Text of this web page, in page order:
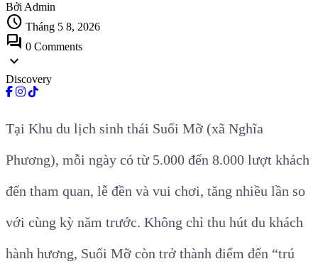
Bởi Admin
schedule Tháng 5 8, 2026
forum 0 Comments
expand_more
Discovery
Tại Khu du lịch sinh thái Suối Mỡ (xã Nghĩa
Phương), mỗi ngày có từ 5.000 đến 8.000 lượt khách
đến tham quan, lễ đền và vui chơi, tăng nhiều lần so
với cùng kỳ năm trước. Không chỉ thu hút du khách
hành hương, Suối Mỡ còn trở thành điểm đến “trú